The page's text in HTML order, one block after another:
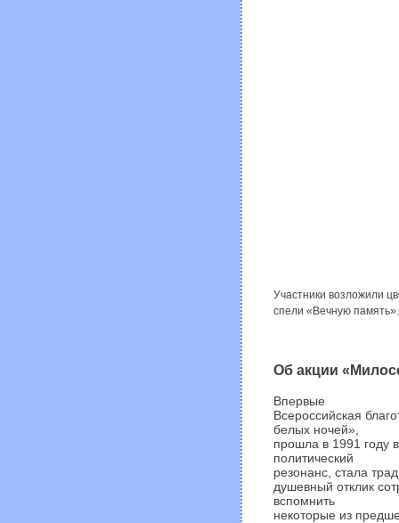
Участники возложили
спели «Вечную память».
Об акции
Впервые
Всероссийская
белых ночей»,
прошла в 1991 году
политический
резонанс, стала
душевный отклик
вспомнить
некоторые из